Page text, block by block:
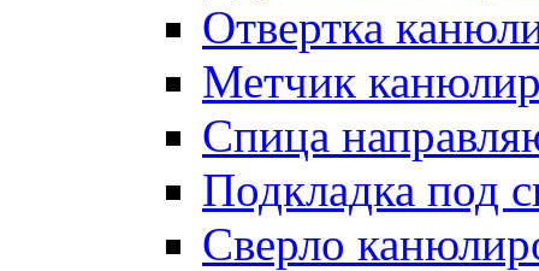
Отвертка
Метчик
Спица
Подкладка под
Сверло